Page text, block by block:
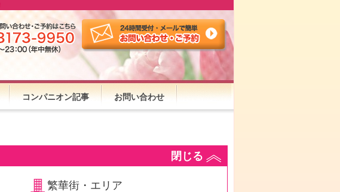
コンパニオン記事 お問い合わせ
閉じる
繁華街・エリア